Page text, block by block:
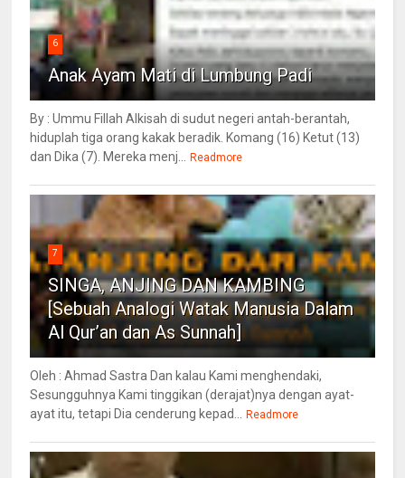
6
Anak Ayam Mati di Lumbung Padi
By : Ummu Fillah Alkisah di sudut negeri antah-berantah,
hiduplah tiga orang kakak beradik. Komang (16) Ketut (13)
dan Dika (7). Mereka menj...
Readmore
7
SINGA, ANJING DAN KAMBING
[Sebuah Analogi Watak Manusia Dalam
Al Qur’an dan As Sunnah]
Oleh : Ahmad Sastra Dan kalau Kami menghendaki,
Sesungguhnya Kami tinggikan (derajat)nya dengan ayat-
ayat itu, tetapi Dia cenderung kepad...
Readmore